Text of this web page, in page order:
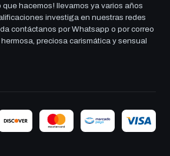
hacemos! llevamos ya varios años
investiga en nuestras redes
contáctanos por Whatsapp o por correo
preciosa carismática y sensual